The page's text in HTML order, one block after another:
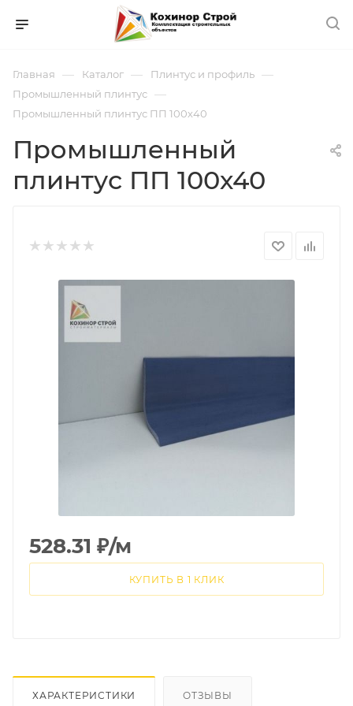
Главная — Каталог — Плинтус и профиль —
Промышленный плинтус —
Промышленный плинтус ПП 100х40
Промышленный
плинтус ПП 100х40
528.31 ₽/м
КУПИТЬ В 1 КЛИК
ХАРАКТЕРИСТИКИ ОТЗЫВЫ